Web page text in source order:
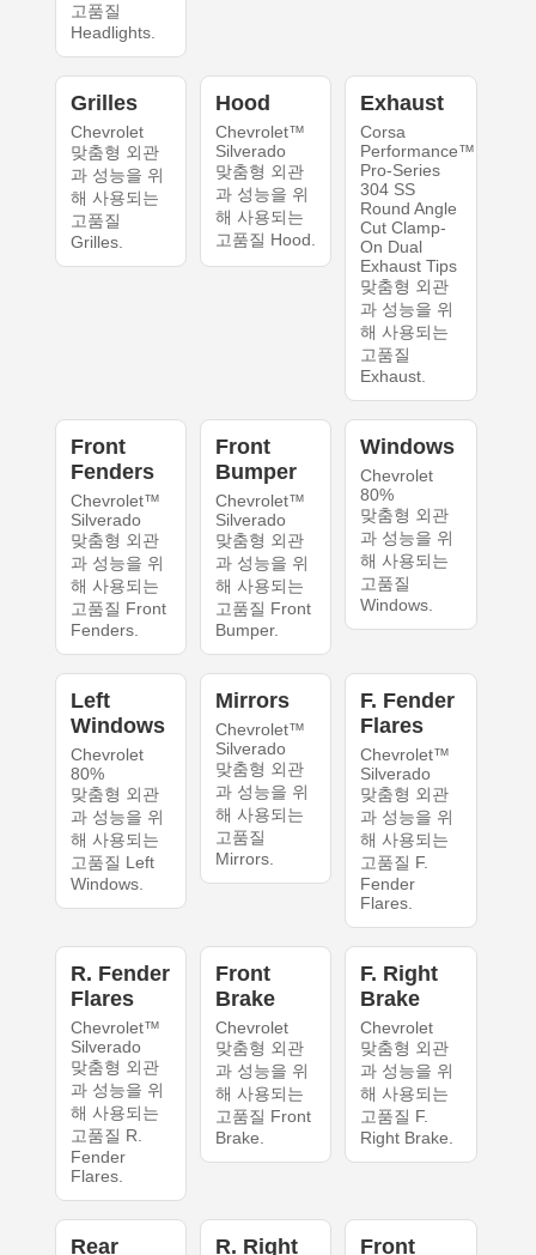
고품질
Headlights.
Grilles
Chevrolet
맞춤형 외관
과 성능을 위
해 사용되는
고품질
Grilles.
Hood
Chevrolet™
Silverado
맞춤형 외관
과 성능을 위
해 사용되는
고품질 Hood.
Exhaust
Corsa
Performance™
Pro-Series
304 SS
Round Angle
Cut Clamp-
On Dual
Exhaust Tips
맞춤형 외관
과 성능을 위
해 사용되는
고품질
Exhaust.
Front
Fenders
Chevrolet™
Silverado
맞춤형 외관
과 성능을 위
해 사용되는
고품질 Front
Fenders.
Front
Bumper
Chevrolet™
Silverado
맞춤형 외관
과 성능을 위
해 사용되는
고품질 Front
Bumper.
Windows
Chevrolet
80%
맞춤형 외관
과 성능을 위
해 사용되는
고품질
Windows.
Left
Windows
Chevrolet
80%
맞춤형 외관
과 성능을 위
해 사용되는
고품질 Left
Windows.
Mirrors
Chevrolet™
Silverado
맞춤형 외관
과 성능을 위
해 사용되는
고품질
Mirrors.
F. Fender
Flares
Chevrolet™
Silverado
맞춤형 외관
과 성능을 위
해 사용되는
고품질 F.
Fender
Flares.
R. Fender
Flares
Chevrolet™
Silverado
맞춤형 외관
과 성능을 위
해 사용되는
고품질 R.
Fender
Flares.
Front
Brake
Chevrolet
맞춤형 외관
과 성능을 위
해 사용되는
고품질 Front
Brake.
F. Right
Brake
Chevrolet
맞춤형 외관
과 성능을 위
해 사용되는
고품질 F.
Right Brake.
Rear R. Right Front